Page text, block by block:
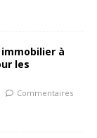
à
les
Commentaires